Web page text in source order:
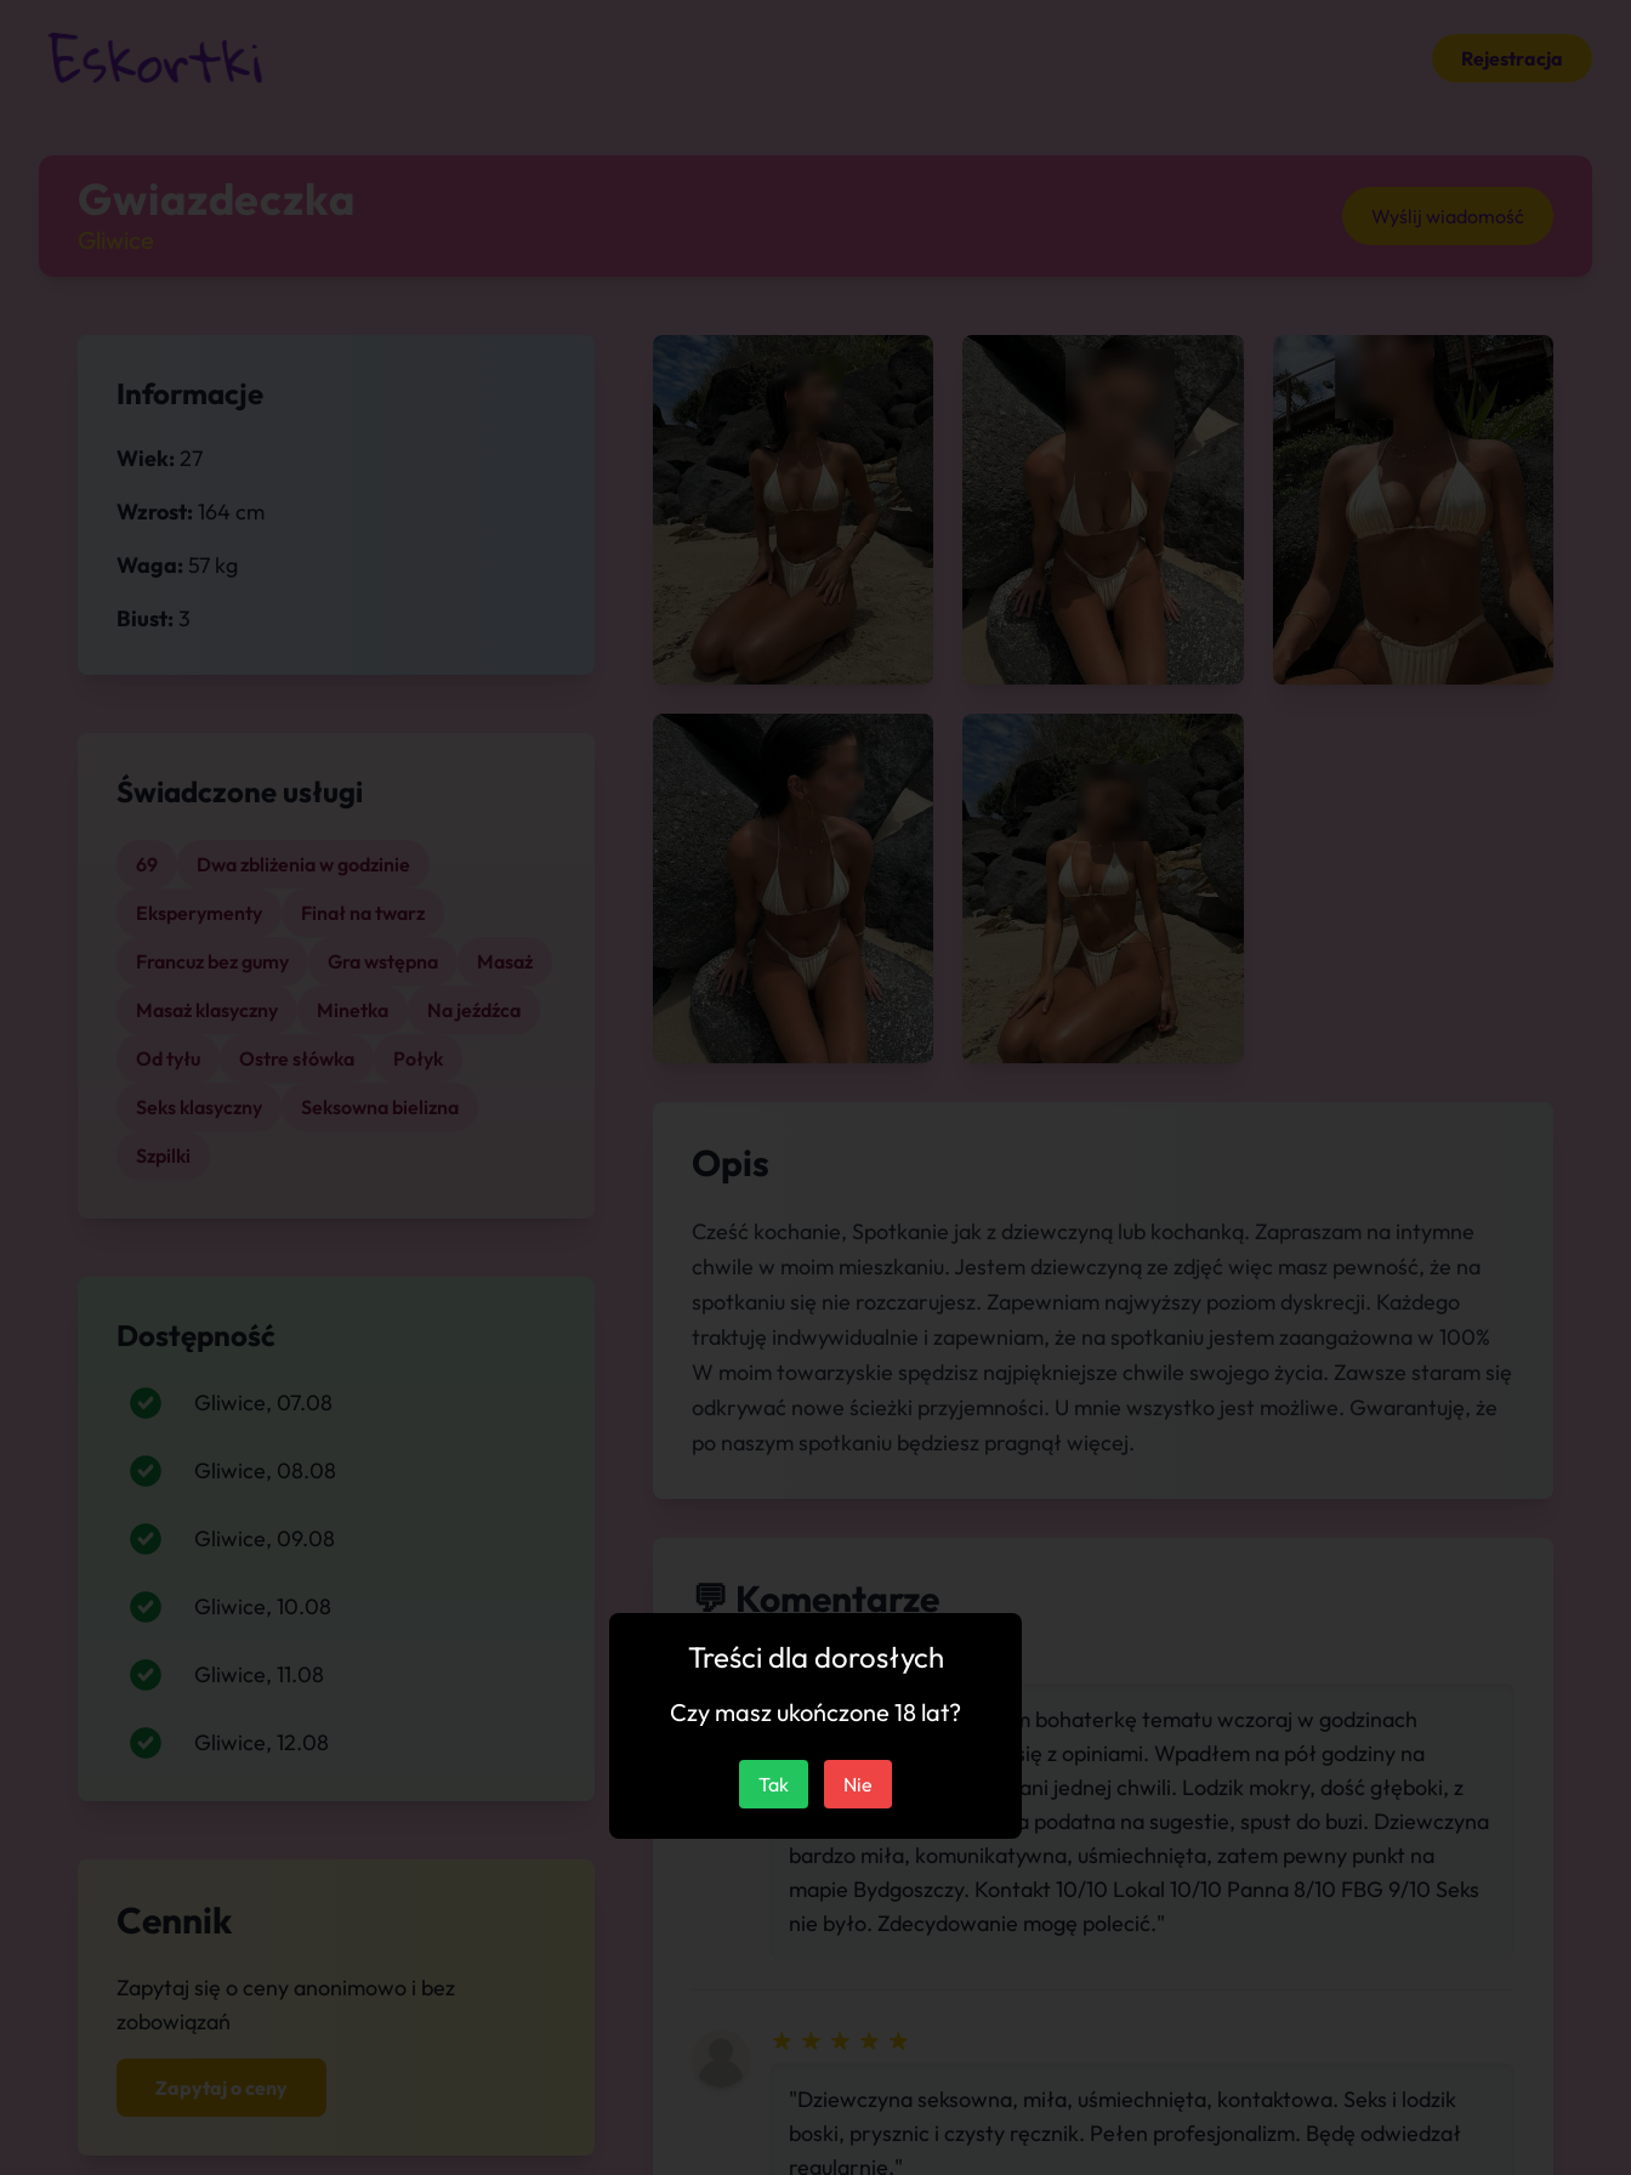
Rejestracja
Gwiazdeczka Wyślij wiadomość
Informacje
Wiek: 27
Wzrost: 164 cm
Waga: 57 kg
Biust: 3
Świadczone usługi
69
Dwa zbliżenia w godzinie
Eksperymenty
Finał na twarz
Francuz bez gumy
Gra wstępna
Masaż
Masaż klasyczny
Minetka
Na jeźdźca
Od tyłu
Ostre słówka
Połyk
Seks klasyczny
Seksowna bielizna
Szpilki
Dostępność
Gliwice, 07.08
Gliwice, 08.08
Gliwice, 09.08
Gliwice, 10.08
Gliwice, 11.08
Gliwice, 12.08
Cennik
Zapytaj się o ceny anonimowo i bez
zobowiązań
Zapytaj o ceny
Opis
Cześć kochanie, Spotkanie jak z dziewczyną lub kochanką. Zapraszam na intymne
chwile w moim mieszkaniu. Jestem dziewczyną ze zdjęć więc masz pewność, że na
spotkaniu się nie rozczarujesz. Zapewniam najwyższy poziom dyskrecji. Każdego
traktuję indwywidualnie i zapewniam, że na spotkaniu jestem zaangażowna w 100%
W moim towarzyskie spędzisz najpiękniejsze chwile swojego życia. Zawsze staram się
odkrywać nowe ścieżki przyjemności. U mnie wszystko jest możliwe. Gwarantuję, że
po naszym spotkaniu będziesz pragnął więcej.
💬 Komentarze
"Witam. I ja odwiedziłem bohaterkę tematu wczoraj w godzinach
wieczornych. Zgadzam się z opiniami. Wpadłem na pół godziny na
lodzika. Nie żałowałem ani jednej chwili. Lodzik mokry, dość głęboki, z
zaangażowaniem, panna podatna na sugestie, spust do buzi. Dziewczyna
bardzo miła, komunikatywna, uśmiechnięta, zatem pewny punkt na
mapie Bydgoszczy. Kontakt 10/10 Lokal 10/10 Panna 8/10 FBG 9/10 Seks
nie było. Zdecydowanie mogę polecić."
"Dziewczyna seksowna, miła, uśmiechnięta, kontaktowa. Seks i lodzik
boski, prysznic i czysty ręcznik. Pełen profesjonalizm. Będę odwiedzał
regularnie."
Treści dla dorosłych
Czy masz ukończone 18 lat?
Tak Nie